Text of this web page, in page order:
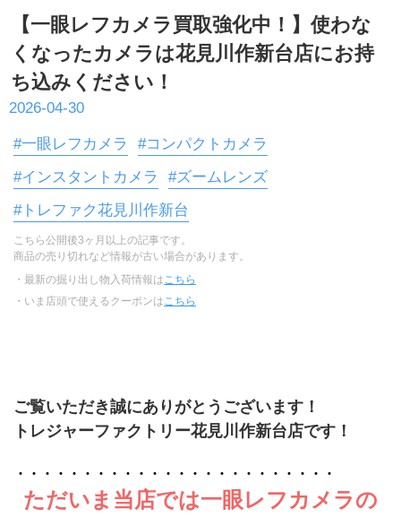
【一眼レフカメラ買取強化中！】使わな
くなったカメラは花見川作新台店にお持
ち込みください！
2026-04-30
#一眼レフカメラ
#コンパクトカメラ
#インスタントカメラ
#ズームレンズ
#トレファク花見川作新台
こちら公開後3ヶ月以上の記事です。
商品の売り切れなど情報が古い場合があります。
・最新の掘り出し物入荷情報は こちら
・いま店頭で使えるクーポンは こちら
ご覧いただき誠にありがとうございます！
トレジャーファクトリー花見川作新台店です！
・・・・・・・・・・・・・・・・・・・・・・・・
ただいま当店では一眼レフカメラの